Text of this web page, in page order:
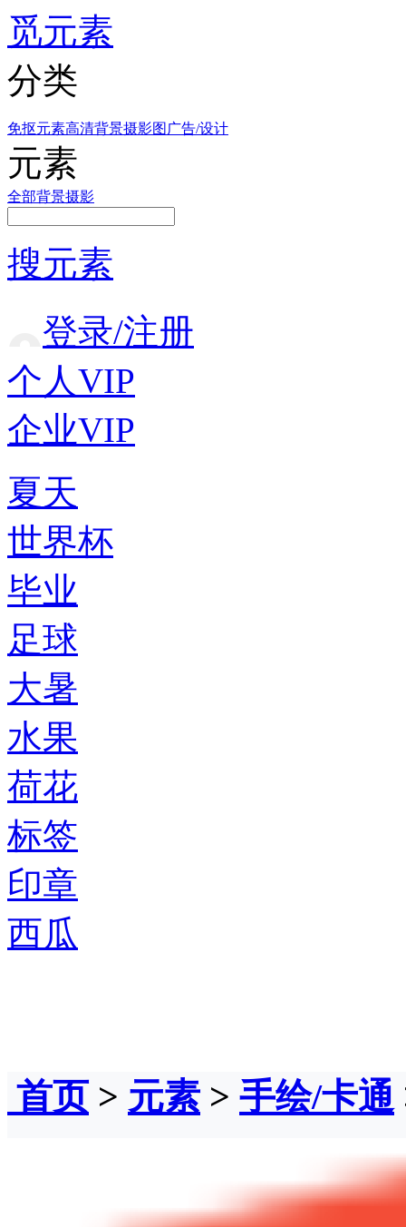
觅元素
分类
免抠元素高清背景摄影图 广告/设计
元素
全部背景摄影
搜元素
登录/注册
个人VIP
企业VIP
夏天
世界杯
毕业
足球
大暑
水果
荷花
标签
印章
西瓜
首页> 元素 > 手绘/卡通